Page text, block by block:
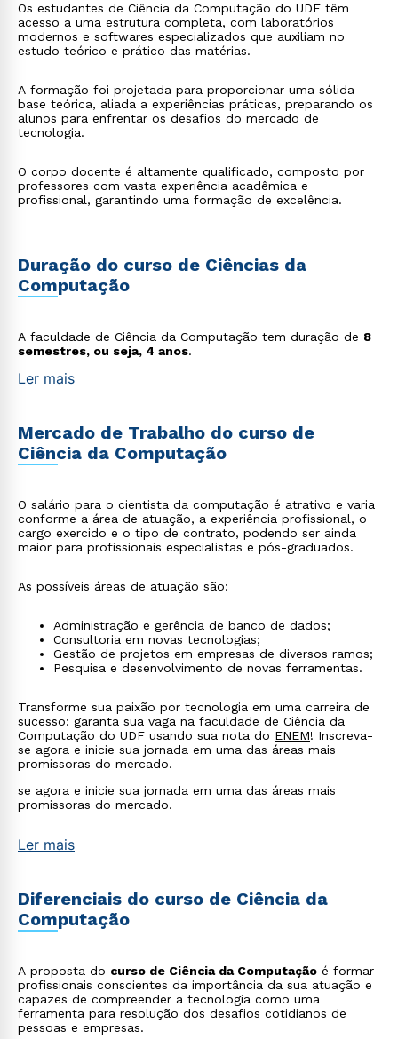
Os estudantes de Ciência da Computação do UDF têm
acesso a uma estrutura completa, com laboratórios
modernos e softwares especializados que auxiliam no
estudo teórico e prático das matérias.
A formação foi projetada para proporcionar uma sólida
base teórica, aliada a experiências práticas, preparando os
alunos para enfrentar os desafios do mercado de
tecnologia.
O corpo docente é altamente qualificado, composto por
professores com vasta experiência acadêmica e
profissional, garantindo uma formação de excelência.
Duração do curso de Ciências da
Computação
A faculdade de Ciência da Computação tem duração de 8
semestres, ou seja, 4 anos.
Ler mais
Mercado de Trabalho do curso de
Ciência da Computação
O salário para o cientista da computação é atrativo e varia
conforme a área de atuação, a experiência profissional, o
cargo exercido e o tipo de contrato, podendo ser ainda
maior para profissionais especialistas e pós-graduados.
As possíveis áreas de atuação são:
Administração e gerência de banco de dados;
Consultoria em novas tecnologias;
Gestão de projetos em empresas de diversos ramos;
Pesquisa e desenvolvimento de novas ferramentas.
Transforme sua paixão por tecnologia em uma carreira de
sucesso: garanta sua vaga na faculdade de Ciência da
Computação do UDF usando sua nota do ENEM! Inscreva-
se agora e inicie sua jornada em uma das áreas mais
promissoras do mercado.
se agora e inicie sua jornada em uma das áreas mais
promissoras do mercado.
Ler mais
Diferenciais do curso de Ciência da
Computação
A proposta do curso de Ciência da Computação é formar
profissionais conscientes da importância da sua atuação e
capazes de compreender a tecnologia como uma
ferramenta para resolução dos desafios cotidianos de
pessoas e empresas.